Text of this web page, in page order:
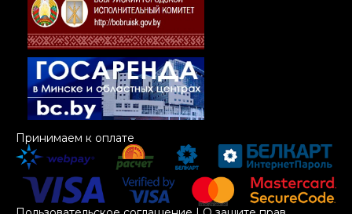
Принимаем к оплате